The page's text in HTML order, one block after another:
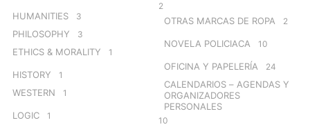
HUMANITIES 3
PHILOSOPHY 3
ETHICS & MORALITY 1
HISTORY 1
WESTERN 1
LOGIC 1
2
OTRAS MARCAS DE ROPA 2
NOVELA POLICIACA 10
OFICINA Y PAPELERÍA 24
CALENDARIOS – AGENDAS Y
ORGANIZADORES
PERSONALES
10